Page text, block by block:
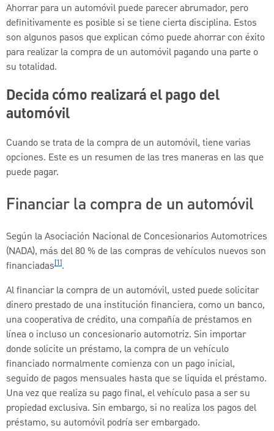
Ahorrar para un automóvil puede parecer abrumador, pero
definitivamente es posible si se tiene cierta disciplina. Estos
son algunos pasos que explican cómo puede ahorrar con éxito
para realizar la compra de un automóvil pagando una parte o
su totalidad.
Decida cómo realizará el pago del
automóvil
Cuando se trata de la compra de un automóvil, tiene varias
opciones. Este es un resumen de las tres maneras en las que
puede pagar.
Financiar la compra de un automóvil
Según la Asociación Nacional de Concesionarios Automotrices
(NADA), más del 80 % de las compras de vehículos nuevos son
financiadas[1].
Al financiar la compra de un automóvil, usted puede solicitar
dinero prestado de una institución financiera, como un banco,
una cooperativa de crédito, una compañía de préstamos en
línea o incluso un concesionario automotriz. Sin importar
donde solicite un préstamo, la compra de un vehículo
financiado normalmente comienza con un pago inicial,
seguido de pagos mensuales hasta que se liquida el préstamo.
Una vez que realiza su pago final, el vehículo pasa a ser su
propiedad exclusiva. Sin embargo, si no realiza los pagos del
préstamo, su automóvil podría ser embargado.